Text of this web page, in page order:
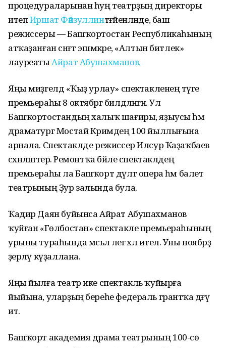
процедураларынан һуң театрҙың директоры
итепИршат Фәйзуллинтәғәйенләнде, баш
режиссеры — Башҡортостан Республикаһының
атҡаҙанған сәнғәт эшмәкәре, «Алтын битлек»
лауреатыАйрат Абушахманов.
Яңы миҙгелдә «Ҡыҙ урлау» спектакленең тәүге
премьераһы 8 октябргә билдәләнгән. Ул
Башҡортостандың халыҡ шағиры, яҙыусы һәм
драматург Мостай Кәримдең 100 йыллығына
арнала. Спектаклде режиссер Илсур Ҡаҙаҡбаев
сәхнәләштерә. Ремонтҡа бәйле спектаклдең
премьераһы ла Башҡорт дәүләт опера һәм балет
театрының Ҙур залында була.
Ҡадир Даян буйынса Айрат Абушахманов
ҡуйған «Гөлбостан» спектакле премьераһының
урыны тураһында мәсьәлә әлегә хәл ителә. Уны ноябрҙә
әҙерләү күҙаллана.
Яңы йылға театр ике спектакль ҡуйырға
йыйына, уларҙың береһе федераль грантҡа дәғүә
итә.
Башҡорт академия драма театрының 100-сө